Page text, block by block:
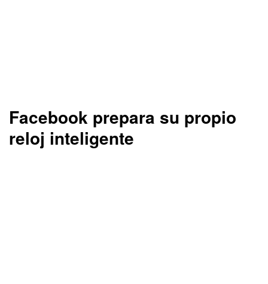
Facebook prepara su propio
reloj inteligente